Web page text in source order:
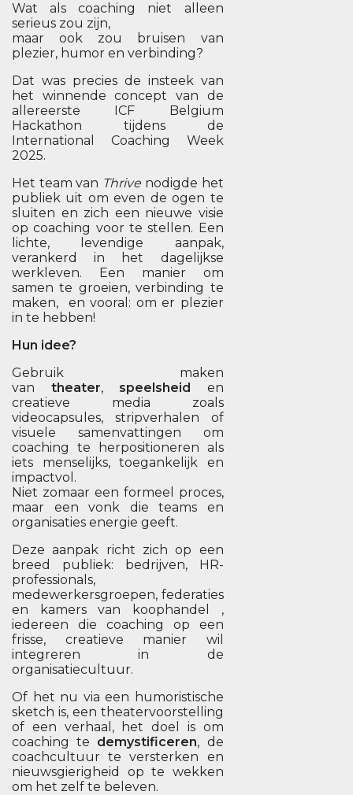
Wat als coaching niet alleen
serieus zou zijn,
maar ook zou bruisen van
plezier, humor en verbinding?
Dat was precies de insteek van
het winnende concept van de
allereerste ICF Belgium
Hackathon tijdens de
International Coaching Week
2025.
Het team van Thrive nodigde het
publiek uit om even de ogen te
sluiten en zich een nieuwe visie
op coaching voor te stellen. Een
lichte, levendige aanpak,
verankerd in het dagelijkse
werkleven. Een manier om
samen te groeien, verbinding te
maken, en vooral: om er plezier
in te hebben!
Hun idee?
Gebruik maken
van theater, speelsheid en
creatieve media zoals
videocapsules, stripverhalen of
visuele samenvattingen om
coaching te herpositioneren als
iets menselijks, toegankelijk en
impactvol.
Niet zomaar een formeel proces,
maar een vonk die teams en
organisaties energie geeft.
Deze aanpak richt zich op een
breed publiek: bedrijven, HR-
professionals,
medewerkersgroepen, federaties
en kamers van koophandel ,
iedereen die coaching op een
frisse, creatieve manier wil
integreren in de
organisatiecultuur.
Of het nu via een humoristische
sketch is, een theatervoorstelling
of een verhaal, het doel is om
coaching te demystificeren, de
coachcultuur te versterken en
nieuwsgierigheid op te wekken
om het zelf te beleven.